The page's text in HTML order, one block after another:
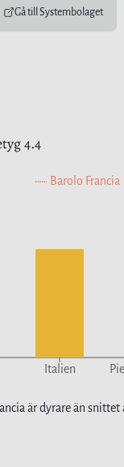
Gå till Systembolaget
4.4
Italien
Barolo Francia
ärdyrareän snittet